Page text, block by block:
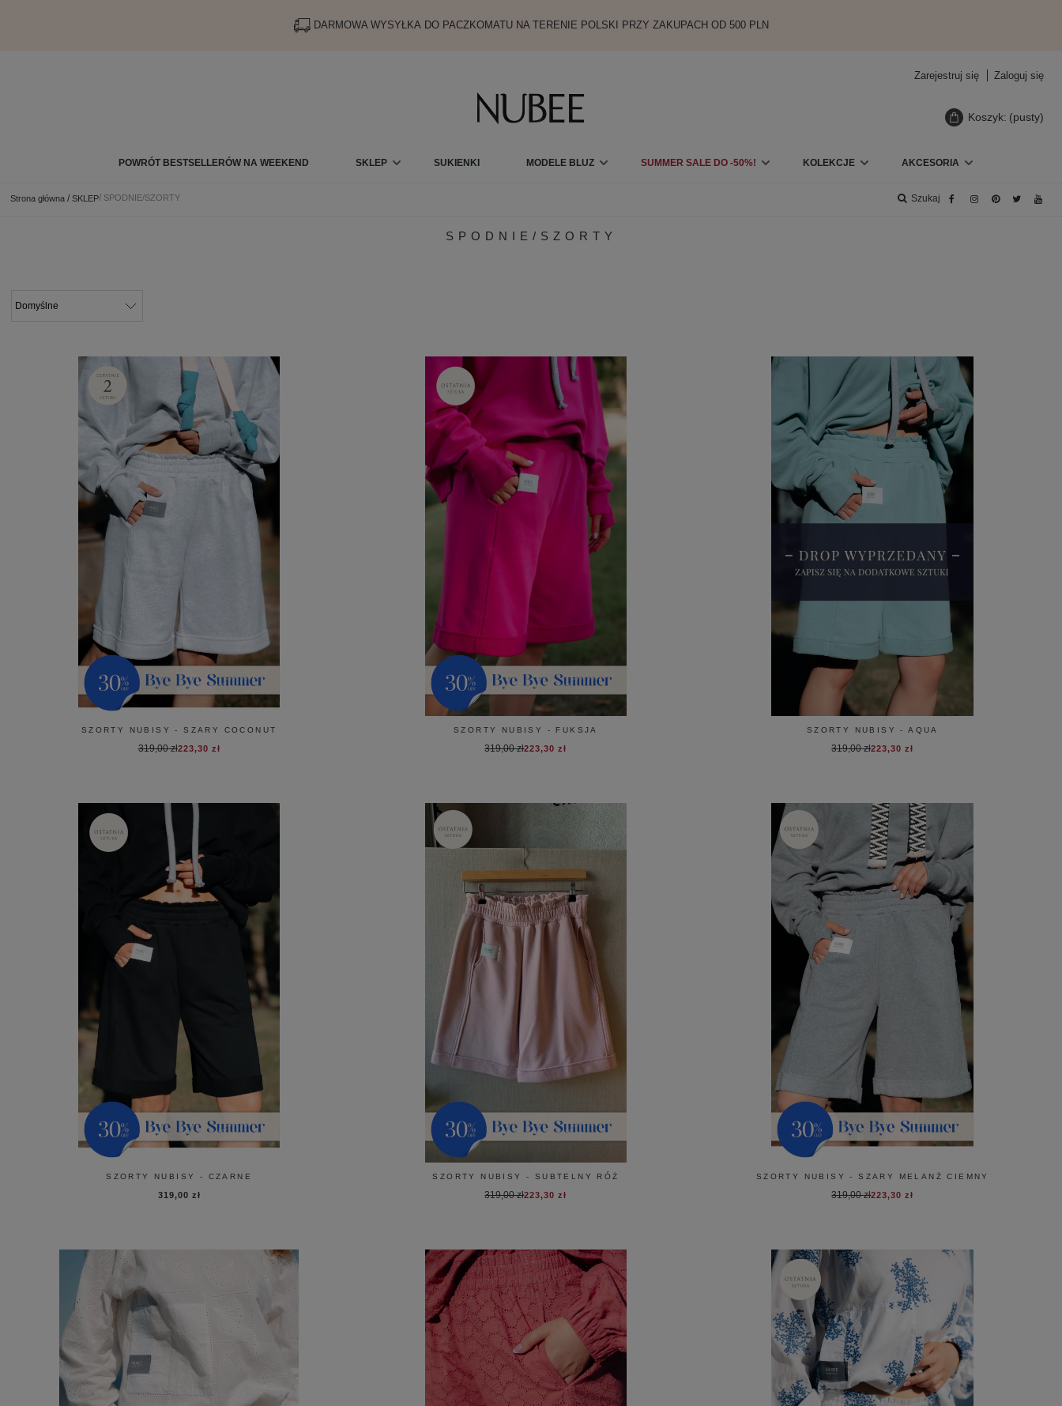
DARMOWA WYSYŁKA DO PACZKOMATU NA TERENIE POLSKI PRZY ZAKUPACH OD 500 PLN
Zarejestruj się Zaloguj się
Koszyk: (pusty)
POWRÓT BESTSELLERÓW NA WEEKEND SKLEP SUKIENKI MODELE BLUZ SUMMER SALE DO -50%! KOLEKCJE AKCESORIA
Strona główna SKLEP SPODNIE/SZORTY
SPODNIE/SZORTY
SZORTY NUBISY - SZARY COCONUT
223,30 zł
319,00 zł
SZORTY NUBISY - FUKSJA
223,30 zł
319,00 zł
SZORTY NUBISY - AQUA
223,30 zł
319,00 zł
SZORTY NUBISY - CZARNE
319,00 zł
SZORTY NUBISY - SUBTELNY RÓŻ
223,30 zł
319,00 zł
SZORTY NUBISY - SZARY MELANŻ CIEMNY
223,30 zł
319,00 zł